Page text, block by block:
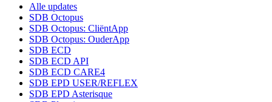
Alle updates
SDB Octopus
SDB Octopus: CliëntApp
SDB Octopus: OuderApp
SDB ECD
SDB ECD API
SDB ECD CARE4
SDB EPD USER/REFLEX
SDB EPD Asterisque